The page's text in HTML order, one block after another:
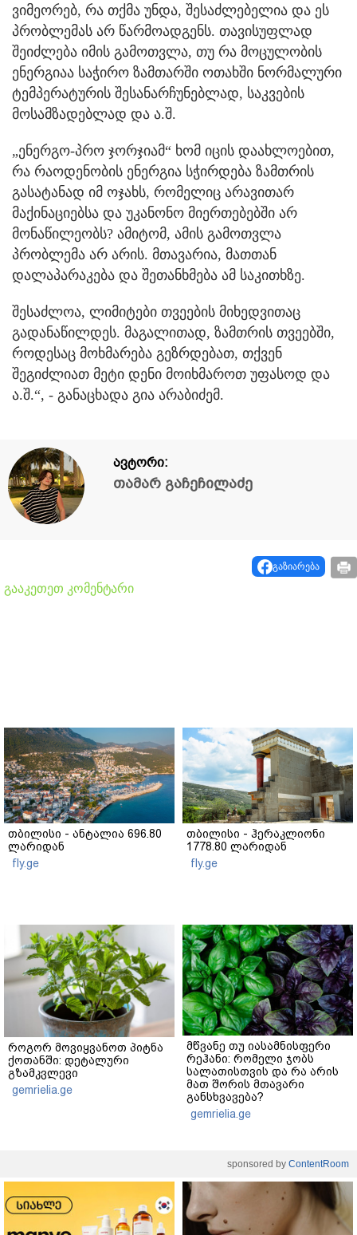
ვიმეორებ, რა თქმა უნდა, შესაძლებელია და ეს
პრობლემას არ წარმოადგენს. თავისუფლად
შეიძლება იმის გამოთვლა, თუ რა მოცულობის
ენერგიაა საჭირო ზამთარში ოთახში ნორმალური
ტემპერატურის შესანარჩუნებლად, საკვების
მოსამზადებლად და ა.შ.
„ენერგო-პრო ჯორჯიამ“ ხომ იცის დაახლოებით,
რა რაოდენობის ენერგია სჭირდება ზამთრის
გასატანად იმ ოჯახს, რომელიც არავითარ
მაქინაციებსა და უკანონო მიერთებებში არ
მონაწილეობს? ამიტომ, ამის გამოთვლა
პრობლემა არ არის. მთავარია, მათთან
დალაპარაკება და შეთანხმება ამ საკითხზე.
შესაძლოა, ლიმიტები თვეების მიხედვითაც
გადანაწილდეს. მაგალითად, ზამთრის თვეებში,
როდესაც მოხმარება გეზრდებათ, თქვენ
შეგიძლიათ მეტი დენი მოიხმაროთ უფასოდ და
ა.შ.“, - განაცხადა გია არაბიძემ.
ავტორი:
თამარ გაჩეჩილაძე
გაზიარება
გააკეთეთ კომენტარი
თბილისი - ანტალია 696.80
ლარიდან
fly.ge
თბილისი - ჰერაკლიონი
1778.80 ლარიდან
fly.ge
როგორ მოვიყვანოთ პიტნა
ქოთანში: დეტალური
გზამკვლევი
gemrielia.ge
მწვანე თუ იასამნისფერი
რეჰანი: რომელი ჯობს
სალათისთვის და რა არის
მათ შორის მთავარი
განსხვავება?
gemrielia.ge
sponsored by ContentRoom